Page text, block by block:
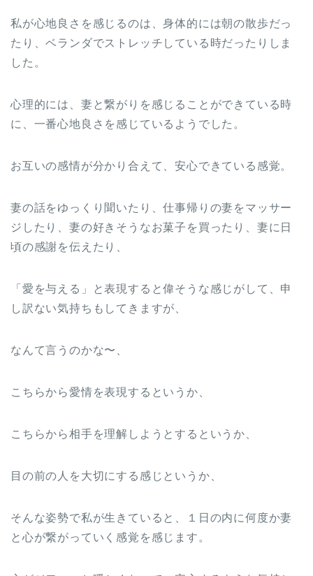
私が心地良さを感じるのは、身体的には朝の散歩だっ
たり、ベランダでストレッチしている時だったりしま
した。
心理的には、妻と繋がりを感じることができている時
に、一番心地良さを感じているようでした。
お互いの感情が分かり合えて、安心できている感覚。
妻の話をゆっくり聞いたり、仕事帰りの妻をマッサー
ジしたり、妻の好きそうなお菓子を買ったり、妻に日
頃の感謝を伝えたり、
「愛を与える」と表現すると偉そうな感じがして、申
し訳ない気持ちもしてきますが、
なんて言うのかな〜、
こちらから愛情を表現するというか、
こちらから相手を理解しようとするというか、
目の前の人を大切にする感じというか、
そんな姿勢で私が生きていると、１日の内に何度か妻
と心が繋がっていく感覚を感じます。